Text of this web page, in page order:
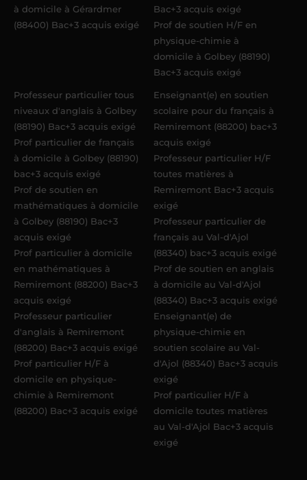
à domicile à Gérardmer
(88400) Bac+3 acquis exigé
Bac+3 acquis exigé
Prof de soutien H/F en
physique-chimie à
domicile à Golbey (88190)
Bac+3 acquis exigé
Professeur particulier tous
niveaux d'anglais à Golbey
(88190) Bac+3 acquis exigé
Prof particulier de français
à domicile à Golbey (88190)
bac+3 acquis exigé
Prof de soutien en
mathématiques à domicile
à Golbey (88190) Bac+3
acquis exigé
Prof particulier à domicile
en mathématiques à
Remiremont (88200) Bac+3
acquis exigé
Professeur particulier
d'anglais à Remiremont
(88200) Bac+3 acquis exigé
Prof particulier H/F à
domicile en physique-
chimie à Remiremont
(88200) Bac+3 acquis exigé
Enseignant(e) en soutien
scolaire pour du français à
Remiremont (88200) bac+3
acquis exigé
Professeur particulier H/F
toutes matières à
Remiremont Bac+3 acquis
exigé
Professeur particulier de
français au Val-d'Ajol
(88340) bac+3 acquis exigé
Prof de soutien en anglais
à domicile au Val-d'Ajol
(88340) Bac+3 acquis exigé
Enseignant(e) de
physique-chimie en
soutien scolaire au Val-
d'Ajol (88340) Bac+3 acquis
exigé
Prof particulier H/F à
domicile toutes matières
au Val-d'Ajol Bac+3 acquis
exigé